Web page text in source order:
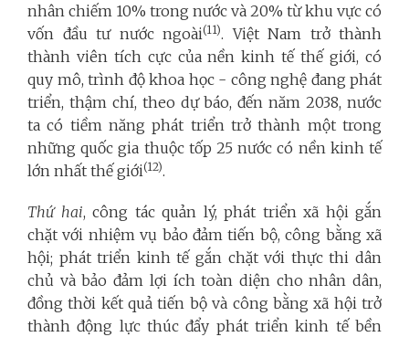
nhân chiếm 10% trong nước và 20% từ khu vực có
vốn đầu tư nước ngoài(11). Việt Nam trở thành
thành viên tích cực của nền kinh tế thế giới, có
quy mô, trình độ khoa học - công nghệ đang phát
triển, thậm chí, theo dự báo, đến năm 2038, nước
ta có tiềm năng phát triển trở thành một trong
những quốc gia thuộc tốp 25 nước có nền kinh tế
lớn nhất thế giới(12).
Thứ hai, công tác quản lý, phát triển xã hội gắn
chặt với nhiệm vụ bảo đảm tiến bộ, công bằng xã
hội; phát triển kinh tế gắn chặt với thực thi dân
chủ và bảo đảm lợi ích toàn diện cho nhân dân,
đồng thời kết quả tiến bộ và công bằng xã hội trở
thành động lực thúc đẩy phát triển kinh tế bền